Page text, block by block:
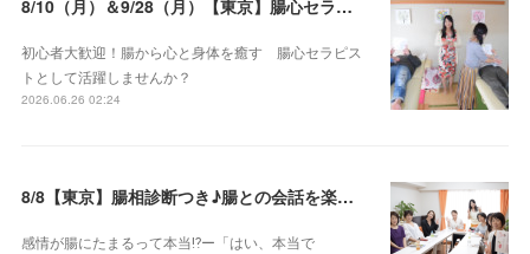
8/10（月）＆9/28（月）【東京】腸心セラピスト養成コース《２日間コース》開講決定
初心者大歓迎！腸から心と身体を癒す 腸心セラピス
トとして活躍しませんか？
2026.06.26 02:24
8/8【東京】腸相診断つき♪腸との会話を楽しむ♡腸心セラピー♪お試し体験会
感情が腸にたまるって本当⁉️ー「はい、本当で